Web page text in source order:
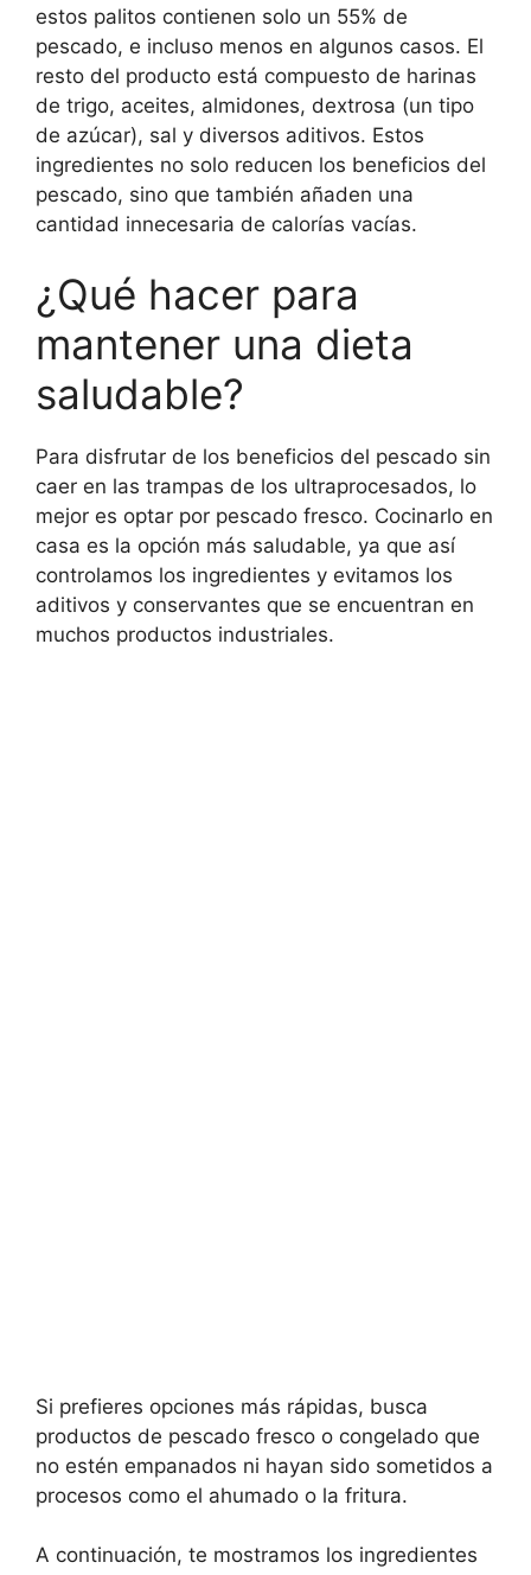
estos palitos contienen solo un 55% de
pescado, e incluso menos en algunos casos. El
resto del producto está compuesto de harinas
de trigo, aceites, almidones, dextrosa (un tipo
de azúcar), sal y diversos aditivos. Estos
ingredientes no solo reducen los beneficios del
pescado, sino que también añaden una
cantidad innecesaria de calorías vacías.
¿Qué hacer para
mantener una dieta
saludable?
Para disfrutar de los beneficios del pescado sin
caer en las trampas de los ultraprocesados, lo
mejor es optar por pescado fresco. Cocinarlo en
casa es la opción más saludable, ya que así
controlamos los ingredientes y evitamos los
aditivos y conservantes que se encuentran en
muchos productos industriales.
Si prefieres opciones más rápidas, busca
productos de pescado fresco o congelado que
no estén empanados ni hayan sido sometidos a
procesos como el ahumado o la fritura.
A continuación, te mostramos los ingredientes